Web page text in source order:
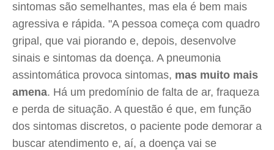
sintomas são semelhantes, mas ela é bem mais
agressiva e rápida. "A pessoa começa com quadro
gripal, que vai piorando e, depois, desenvolve
sinais e sintomas da doença. A pneumonia
assintomática provoca sintomas, mas muito mais
amena. Há um predomínio de falta de ar, fraqueza
e perda de situação. A questão é que, em função
dos sintomas discretos, o paciente pode demorar a
buscar atendimento e, aí, a doença vai se